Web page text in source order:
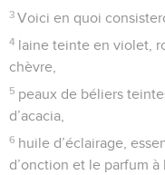
3 Voici en quoi
4 laine teinte en violet,
chèvre,
5 peaux de béliers
d’acacia,
6 huile d’éclairage,
d’onction et le parfum à